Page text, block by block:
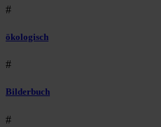
#
ökologisch
#
Bilderbuch
#